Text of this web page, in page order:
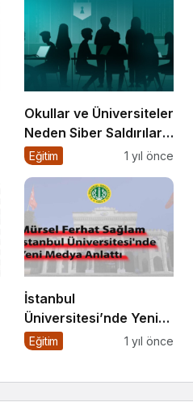
Okullar ve Üniversiteler
Neden Siber Saldırıların
Hedefinde?
Eğitim 1 yıl önce
İstanbul
Üniversitesi’nde Yeni
Medya ve Dergicilik
Eğitim 1 yıl önce